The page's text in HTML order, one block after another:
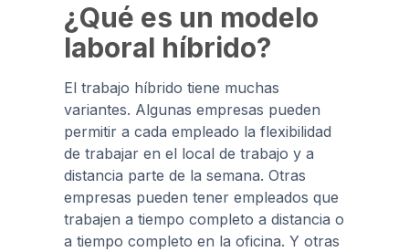
¿Qué es un modelo
laboral híbrido?
El trabajo híbrido tiene muchas
variantes. Algunas empresas pueden
permitir a cada empleado la flexibilidad
de trabajar en el local de trabajo y a
distancia parte de la semana. Otras
empresas pueden tener empleados que
trabajen a tiempo completo a distancia o
a tiempo completo en la oficina. Y otras